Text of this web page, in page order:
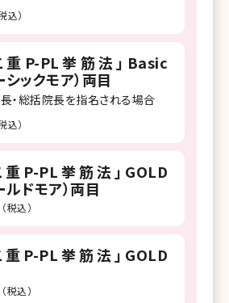
込）
重P-PL挙筋法」Basic
ックモア）両目
・総括院長を指名される場合
込）
重P-PL挙筋法」GOLD
ルドモア）両目
（税込）
重P-PL挙筋法」GOLD
（税込）